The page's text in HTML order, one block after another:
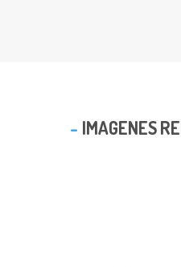
IMAGENES